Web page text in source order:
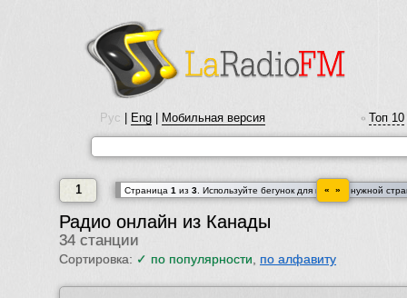
Рус Eng Мобильная версия
1 Cтраница 1 из 3 . Используйте бегунок для выбора нужной
« »
Радио онлайн из Канады
34 станции
Сортировка: ✓ по популярности по алфавиту
• Топ 10